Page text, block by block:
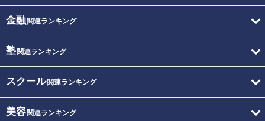
金融関連ランキング
塾関連ランキング
スクール関連ランキング
美容関連ランキング